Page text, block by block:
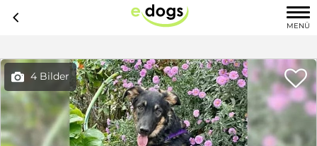
c
MENÜ
 4 Bilder 